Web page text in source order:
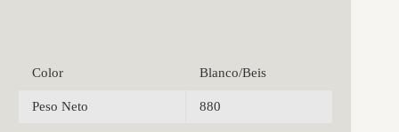
Color Blanco/Beis
Peso Neto 880